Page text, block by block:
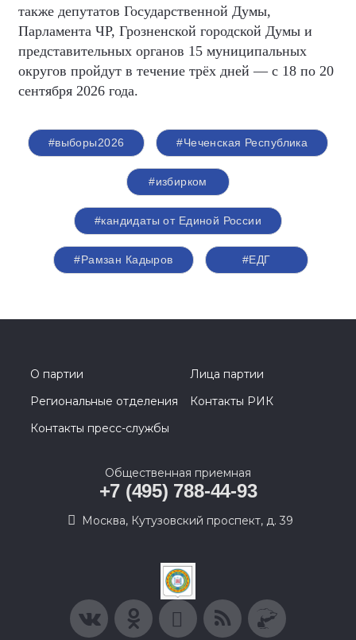
также депутатов Государственной Думы,
Парламента ЧР, Грозненской городской Думы и
представительных органов 15 муниципальных
округов пройдут в течение трёх дней — с 18 по 20
сентября 2026 года.
#выборы2026 #Чеченская Республика
#избирком
#кандидаты от Единой России
#Рамзан Кадыров #ЕДГ
О партии
Лица партии
Региональные отделения
Контакты РИК
Контакты пресс-службы
Общественная приемная
+7 (495) 788-44-93
Москва, Кутузовский проспект, д. 39